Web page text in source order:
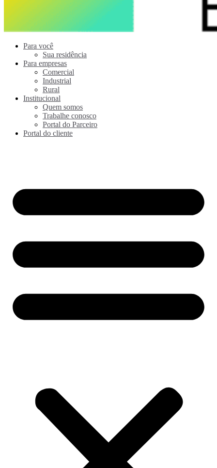
Para você
Sua residência
Para empresas
Comercial
Industrial
Rural
Institucional
Quem somos
Trabalhe conosco
Portal do Parceiro
Portal do cliente